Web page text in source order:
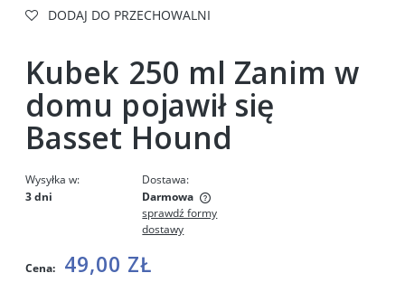
DODAJ DO PRZECHOWALNI
Kubek 250 ml Zanim w
domu pojawił się
Basset Hound
Wysyłka w:
3 dni
Dostawa:
Darmowa
Cena nie zawiera ewentualnych kosztów płatności
sprawdź formy
dostawy
Cena: 49,00 ZŁ